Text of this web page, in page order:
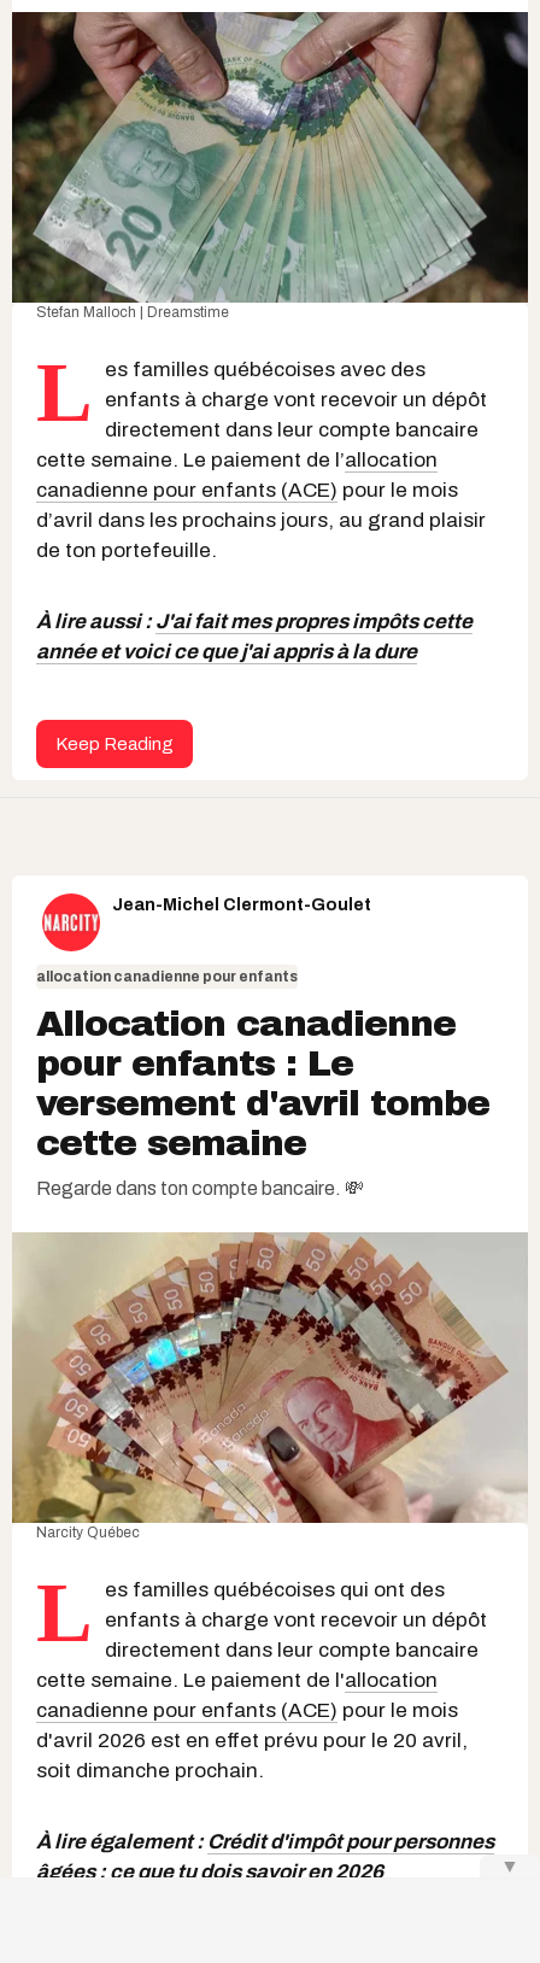
Stefan Malloch | Dreamstime
L
es familles québécoises avec des
enfants à charge vont recevoir un dépôt
directement dans leur compte bancaire
cette semaine. Le paiement de l’allocation
canadienne pour enfants (ACE) pour le mois
d’avril dans les prochains jours, au grand plaisir
de ton portefeuille.
À lire aussi :J'ai fait mes propres impôts cette
année et voici ce que j'ai appris à la dure
Keep Reading
Jean-Michel Clermont-Goulet
allocation canadienne pour enfants
Allocation canadienne
pour enfants : Le
versement d'avril tombe
cette semaine
Regarde dans ton compte bancaire. 💸
Narcity Québec
L
es familles québécoises qui ont des
enfants à charge vont recevoir un dépôt
directement dans leur compte bancaire
cette semaine. Le paiement de l'allocation
canadienne pour enfants (ACE) pour le mois
d'avril 2026 est en effet prévu pour le 20 avril,
soit dimanche prochain.
À lire également : Crédit d'impôt pour personnes
âgées : ce que tu dois savoir en 2026
▼